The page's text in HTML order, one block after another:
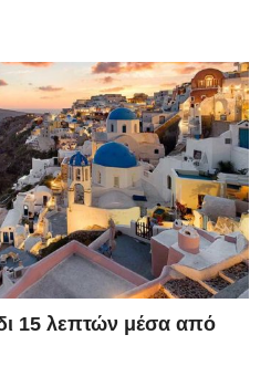
15 λεπτών μέσα από